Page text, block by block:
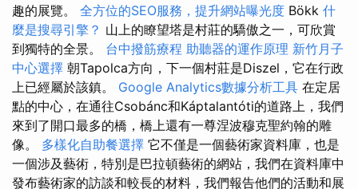
趣的展覽。 全方位的SEO服務，提升網站曝光度 Bökk 什
麼是搜尋引擎？ 山上的瞭望塔是村莊的驕傲之一，可欣賞
到獨特的全景。 台中撥筋療程 助聽器的運作原理 新竹月子
中心選擇 朝Tapolca方向，下一個村莊是Diszel，它在行政
上已經屬於該鎮。 Google Analytics數據分析工具 在定居
點的中心，在通往Csobánc和Káptalantóti的道路上，我們
來到了開口最多的橋，橋上還有一尊涅波穆克聖約翰的雕
像。 多樣化自助餐選擇 它不僅是一個藝術家資料庫，也是
一個涉及藝術，特別是巴拉頓藝術的網站，我們在資料庫中
發布藝術家的訪談和較長的材料，我們報告他們的活動和展